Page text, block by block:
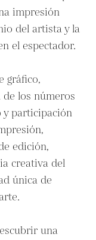
impresión
del artista y la
el espectador.
gráfico,
los números
y participación
edición,
creativa del
única de
una